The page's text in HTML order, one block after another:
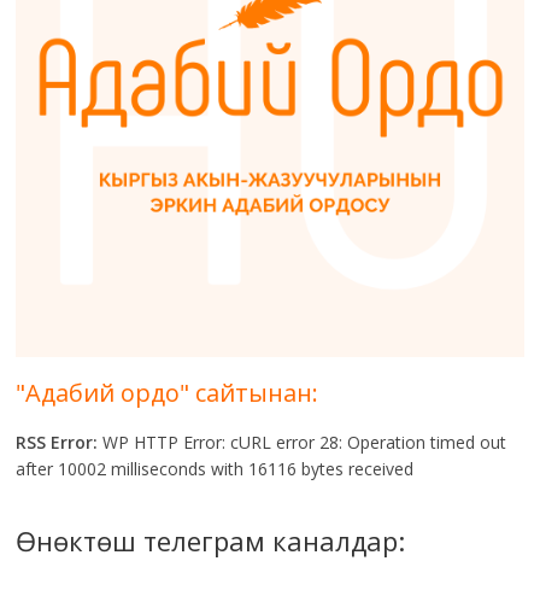
"Адабий ордо" сайтынан:
RSS Error: WP HTTP Error: cURL error 28: Operation timed out
after 10002 milliseconds with 16116 bytes received
Өнөктөш телеграм каналдар: